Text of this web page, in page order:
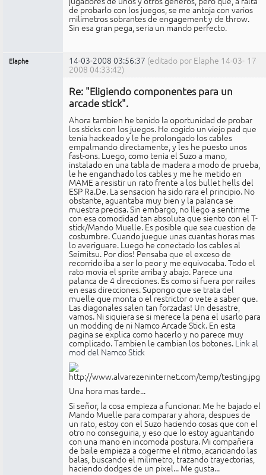
de probarlo con los juegos, se me antoja con varios
milimetros sobrantes de engagement y de throw.
Sin esa gran pega, seria un mando perfecto.
17
Elaphe 14-03-2008 03:56:37 (editado por Elaphe 14-03-
2008 04:33:42)
Re: "Eligiendo componentes para un
arcade stick".
Ahora tambien he tenido la oportunidad de probar
los sticks con los juegos. He cogido un viejo pad que
tenia hackeado y le he prolongado los cables
empalmando directamente, y les he puesto unos
fast-ons. Luego, como tenia el Suzo a mano,
instalado en una tabla de madera a modo de prueba,
le he enganchado los cables y me he metido en
MAME a resistir un rato frente a los bullet hells del
ESP Ra.De. La sensacion ha sido rara el principio. No
obstante, aguantaba muy bien y la palanca se
muestra precisa. Sin embargo, no llego a sentirme
con esa comodidad tan absoluta que siento con el T-
stick/Mando Muelle. Es posible que sea cuestion de
costumbre. Cuando juegue unas cuantas horas mas
lo averiguare. Luego he conectado los cables al
Seimitsu. Por dios! Pensaba que el exceso de
recorrido iba a ser lo peor y me equivocaba. Todo el
rato movia el sprite arriba y abajo. Parece una
palanca de 4 direcciones. Es como si fuera por railes
en esas direcciones. Supongo que se trata del
muelle que monta o el restrictor o vete a saber que.
Las diagonales salen tan forzadas! Un desastre,
vamos. Ni siquiera se si merece la pena el usarlo para
un modding de ni Namco Arcade Stick. En esta
pagina se explica como hacerlo y no parece muy
complicado. Tambien le cambian los botones. Link al
mod del Namco Stick
Una hora mas tarde...
Si señor, la cosa empieza a funcionar. Me he bajado el
Mando Muelle para comparar y ahora, despues de
un rato, estoy con el Suzo haciendo cosas que con el
otro no conseguiria, y eso que lo estoy aguantando
con una mano en incomoda postura. Mi compañera
de baile empieza a cogerme el ritmo, acariciando las
balas, buscando el milimetro, trazando trayectorias,
haciendo dodges de un pixel... Me gusta...